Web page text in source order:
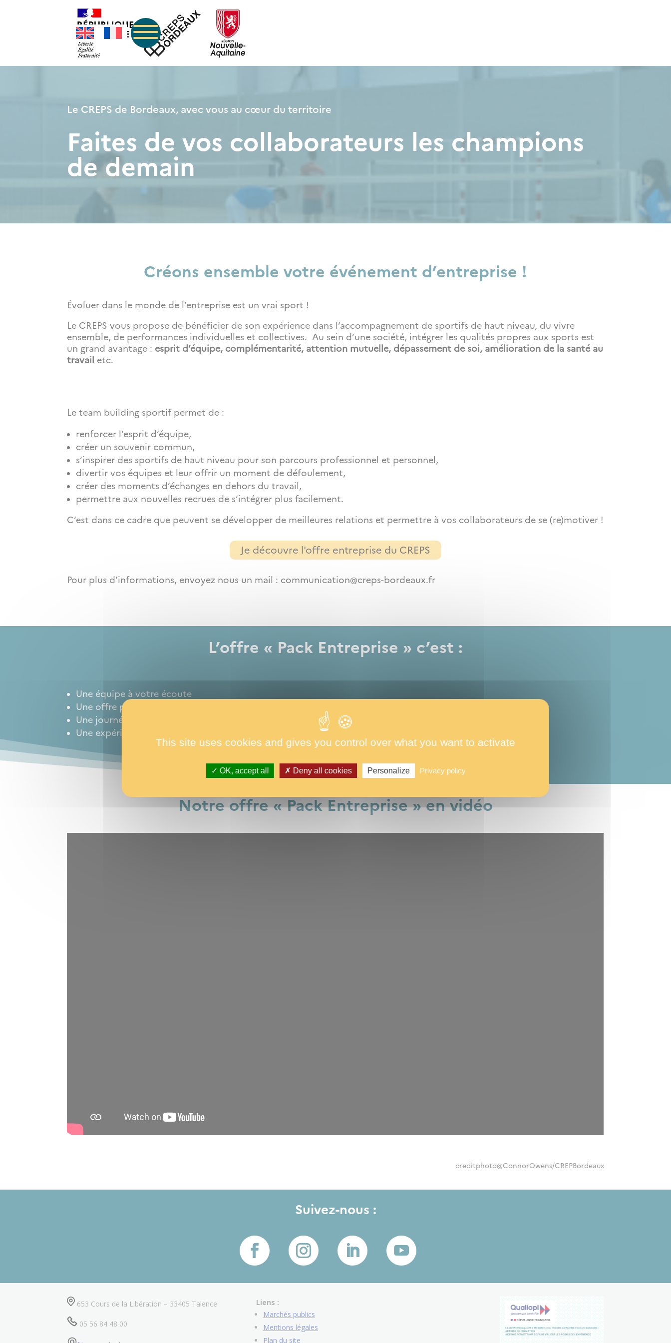
Le CREPS de Bordeaux, avec vous au cœur du territoire
Faites de vos collaborateurs les champions
de demain
Créons ensemble votre événement d’entreprise !
Évoluer dans le monde de l’entreprise est un vrai sport !
Le CREPS vous propose de bénéficier de son expérience dans l’accompagnement de sportifs de haut niveau, du vivre
ensemble, de performances individuelles et collectives. Au sein d’une société, intégrer les qualités propres aux sports est
un grand avantage : esprit d’équipe, complémentarité, attention mutuelle, dépassement de soi, amélioration de la santé au
travail etc.
Le team building sportif permet de :
renforcer l’esprit d’équipe,
créer un souvenir commun,
s’inspirer des sportifs de haut niveau pour son parcours professionnel et personnel,
divertir vos équipes et leur offrir un moment de défoulement,
créer des moments d’échanges en dehors du travail,
permettre aux nouvelles recrues de s’intégrer plus facilement.
C’est dans ce cadre que peuvent se développer de meilleures relations et permettre à vos collaborateurs de se (re)motiver !
Je découvre l'offre entreprise du CREPS
Pour plus d’informations, envoyez nous un mail : communication@creps-bordeaux.fr
L’offre « Pack Entreprise » c’est :
Une équipe à votre écoute
Une offre personnalisable selon vos besoins
Une journée dans la peau d’un sportif de haut niveau
Une expérience exceptionnelle dans un cadre encore secret
Notre offre « Pack Entreprise » en vidéo
creditphoto@ConnorOwens/CREPBordeaux
Suivez-nous :
653 Cours de la Libération – 33405 Talence
05 56 84 48 00
Liens :
Marchés publics
Mentions légales
Plan du site
This site uses cookies and gives you control over what you want to activate
OK, accept all Deny all cookies Personalize Privacy policy